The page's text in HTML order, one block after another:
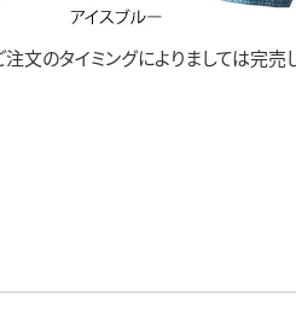
文のタイミングによりましては完